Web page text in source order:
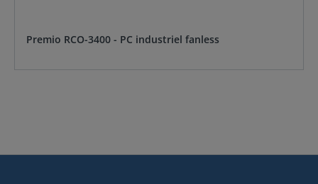
Premio RCO-3400 - PC industriel fanless